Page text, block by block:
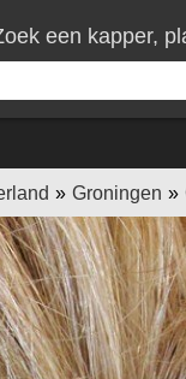
een kapper,
Groningen